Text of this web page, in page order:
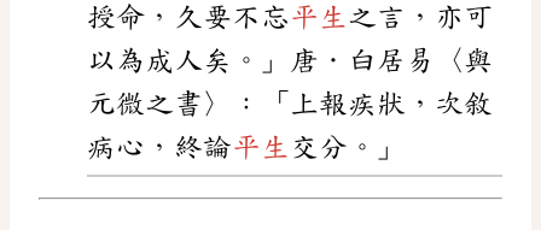
授命，久要不忘平生 之言，亦可
以為成人矣。」唐．白居易〈與
元微之書〉：「上報疾狀，次敘
病心，終論平生 交分。」